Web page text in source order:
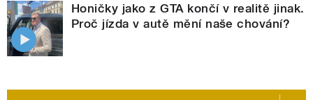
Honičky jako z GTA končí v realitě jinak.
Proč jízda v autě mění naše chování?